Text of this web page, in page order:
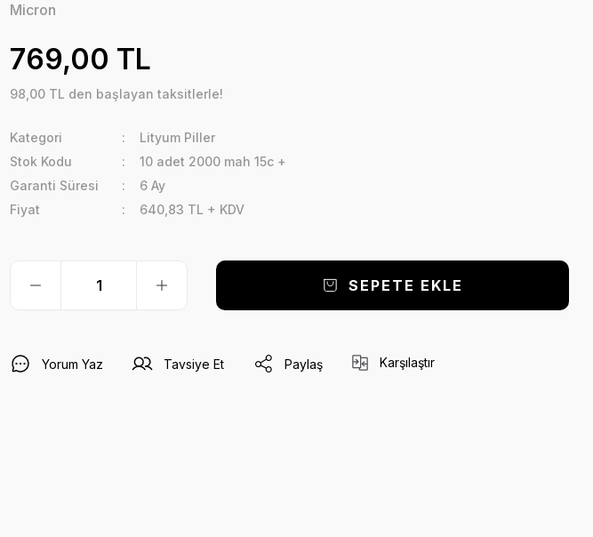
Micron
769,00 TL
98,00 TL den başlayan taksitlerle!
Kategori
Lityum Piller
Stok Kodu
10 adet 2000 mah 15c +
Garanti Süresi
6 Ay
Fiyat
640,83 TL + KDV
SEPETE EKLE
Yorum Yaz Tavsiye Et Paylaş Karşılaştır